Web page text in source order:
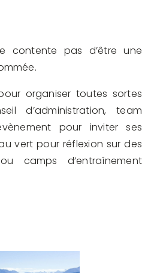
contente pas d’être une
organiser toutes sortes
d’administration, team
pour inviter ses
vert pour réflexion sur des
camps d’entraînement